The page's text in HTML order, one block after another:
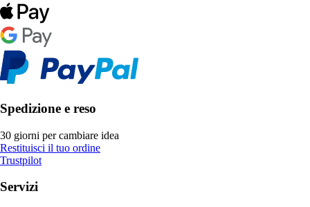
Spedizione e reso
30 giorni per cambiare idea
Restituisci il tuo ordine
Trustpilot
Servizi